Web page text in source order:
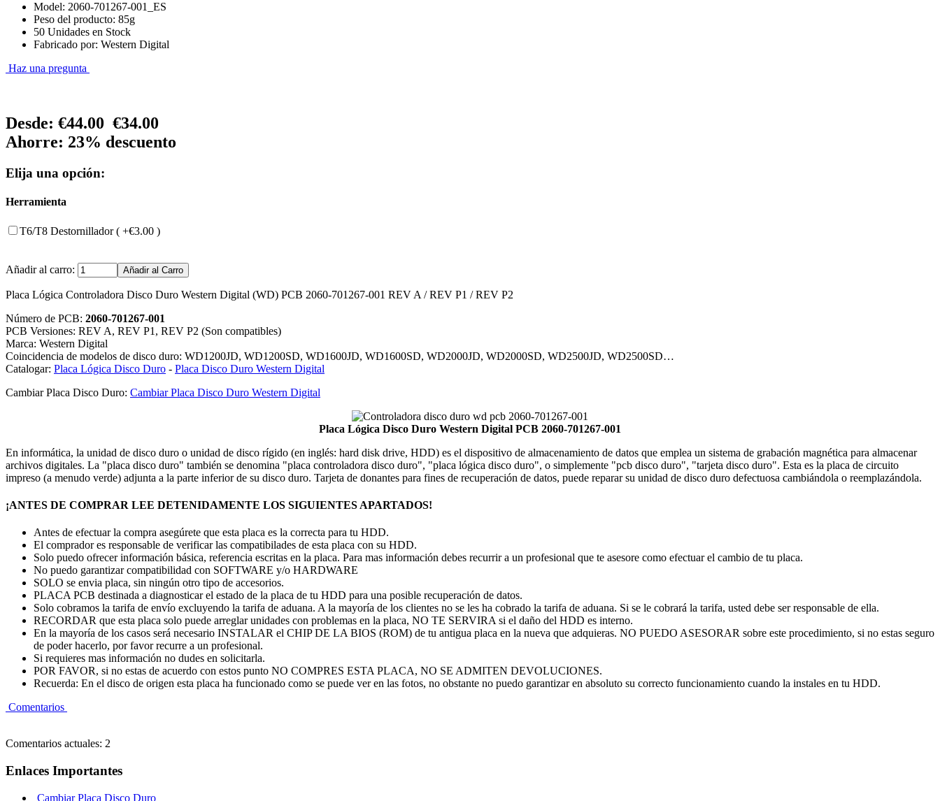
Model: 2060-701267-001_ES
Peso del producto: 85g
50 Unidades en Stock
Fabricado por: Western Digital
Haz una pregunta
Desde: €44.00 €34.00
Ahorre: 23% descuento
Elija una opción:
Herramienta
T6/T8 Destornillador ( +€3.00 )
Añadir al carro:
Placa Lógica Controladora Disco Duro Western Digital (WD) PCB 2060-701267-001 REV A / REV P1 / REV P2
Número de PCB: 2060-701267-001
PCB Versiones: REV A, REV P1, REV P2 (Son compatibles)
Marca: Western Digital
Coincidencia de modelos de disco duro: WD1200JD, WD1200SD, WD1600JD, WD1600SD, WD2000JD, WD2000SD, WD2500JD, WD2500SD…
Catalogar: Placa Lógica Disco Duro - Placa Disco Duro Western Digital
Cambiar Placa Disco Duro: Cambiar Placa Disco Duro Western Digital
Placa Lógica Disco Duro Western Digital PCB 2060-701267-001
En informática, la unidad de disco duro o unidad de disco rígido (en inglés: hard disk drive, HDD) es el dispositivo de almacenamiento de datos que emplea un sistema de grabación magnética para almacenar
archivos digitales. La "placa disco duro" también se denomina "placa controladora disco duro", "placa lógica disco duro", o simplemente "pcb disco duro", "tarjeta disco duro". Esta es la placa de circuito
impreso (a menudo verde) adjunta a la parte inferior de su disco duro. Tarjeta de donantes para fines de recuperación de datos, puede reparar su unidad de disco duro defectuosa cambiándola o reemplazándola.
¡ANTES DE COMPRAR LEE DETENIDAMENTE LOS SIGUIENTES APARTADOS!
Antes de efectuar la compra asegúrete que esta placa es la correcta para tu HDD.
El comprador es responsable de verificar las compatibilades de esta placa con su HDD.
Solo puedo ofrecer información básica, referencia escritas en la placa. Para mas información debes recurrir a un profesional que te asesore como efectuar el cambio de tu placa.
No puedo garantizar compatibilidad con SOFTWARE y/o HARDWARE
SOLO se envia placa, sin ningún otro tipo de accesorios.
PLACA PCB destinada a diagnosticar el estado de la placa de tu HDD para una posible recuperación de datos.
Solo cobramos la tarifa de envío excluyendo la tarifa de aduana. A la mayoría de los clientes no se les ha cobrado la tarifa de aduana. Si se le cobrará la tarifa, usted debe ser responsable de ella.
RECORDAR que esta placa solo puede arreglar unidades con problemas en la placa, NO TE SERVIRA si el daño del HDD es interno.
En la mayoría de los casos será necesario INSTALAR el CHIP DE LA BIOS (ROM) de tu antigua placa en la nueva que adquieras. NO PUEDO ASESORAR sobre este procedimiento, si no estas seguro
de poder hacerlo, por favor recurre a un profesional.
Si requieres mas información no dudes en solicitarla.
POR FAVOR, si no estas de acuerdo con estos punto NO COMPRES ESTA PLACA, NO SE ADMITEN DEVOLUCIONES.
Recuerda: En el disco de origen esta placa ha funcionado como se puede ver en las fotos, no obstante no puedo garantizar en absoluto su correcto funcionamiento cuando la instales en tu HDD.
Comentarios
Comentarios actuales: 2
Enlaces Importantes
Cambiar Placa Disco Duro